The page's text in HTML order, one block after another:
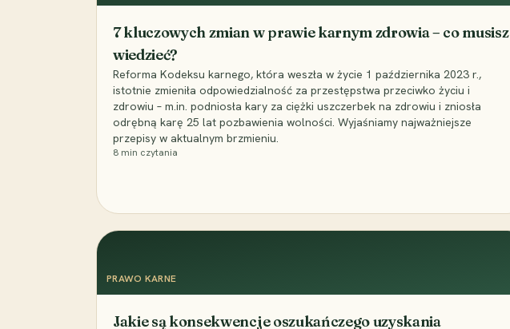
7 kluczowych zmian w prawie karnym zdrowia – co musisz
wiedzieć?
Reforma Kodeksu karnego, która weszła w życie 1 października 2023 r.,
istotnie zmieniła odpowiedzialność za przestępstwa przeciwko życiu i
zdrowiu – m.in. podniosła kary za ciężki uszczerbek na zdrowiu i zniosła
odrębną karę 25 lat pozbawienia wolności. Wyjaśniamy najważniejsze
przepisy w aktualnym brzmieniu.
8 min czytania
PRAWO KARNE
Jakie są konsekwencje oszukańczego uzyskania